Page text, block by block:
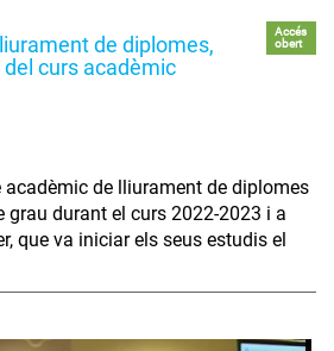
de diplomes,
curs acadèmic
Accés
obert
acadèmic de lliurament de diplomes
durant el curs 2022-2023 i a
que va iniciar els seus estudis el